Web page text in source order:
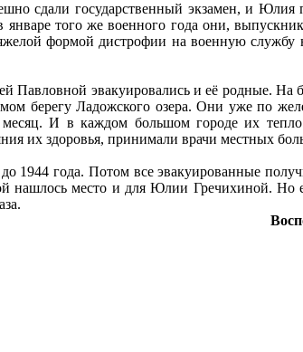
сдали государственный экзамен, и Юлия
того же военного года они,
формой дистрофии на военную
эвакуировались и её родные. На
берегу Ладожского озера. Они уже по
И в каждом большом городе их
их здоровья, принимали врачи местных
1944 года. Потом все эвакуированные
нашлось место и для Юлии Гречихиной. Но